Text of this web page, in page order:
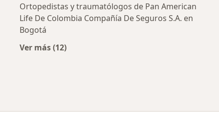
Ortopedistas y traumatólogos de Pan American
Life De Colombia Compañía De Seguros S.A. en
Bogotá
Ver más (12)